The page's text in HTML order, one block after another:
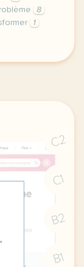
8
1
de votre vie
C2
C1
B2
B1